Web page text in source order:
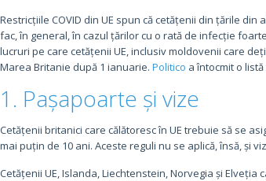
Restricțiile COVID din UE spun că cetățenii din țările
fac, în general, în cazul țărilor cu o rată de infecție
lucruri pe care cetățenii UE, inclusiv moldovenii care
Marea Britanie după 1 ianuarie. Politico a întocmit o
1. Pașapoarte și vize
Cetățenii britanici care călătoresc în UE trebuie să se
mai puțin de 10 ani. Aceste reguli nu se aplică, însă, și
Cetățenii UE, Islanda, Liechtenstein, Norvegia și